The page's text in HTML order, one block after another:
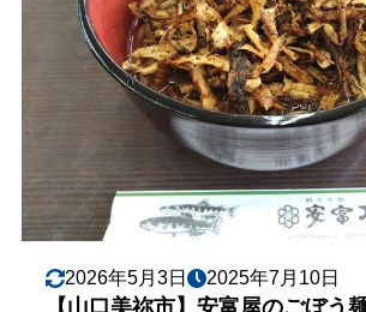
2026年5月3日 2025年7月10日